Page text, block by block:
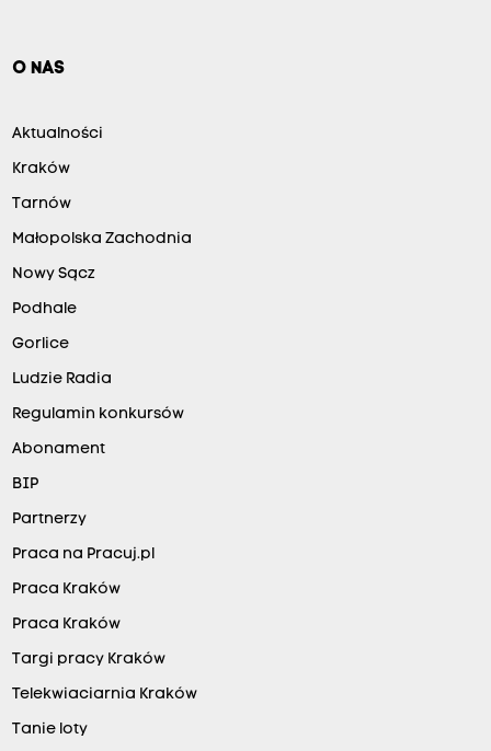
O NAS
Aktualności
Kraków
Tarnów
Małopolska Zachodnia
Nowy Sącz
Podhale
Gorlice
Ludzie Radia
Regulamin konkursów
Abonament
BIP
Partnerzy
Praca na Pracuj.pl
Praca Kraków
Praca Kraków
Targi pracy Kraków
Telekwiaciarnia Kraków
Tanie loty